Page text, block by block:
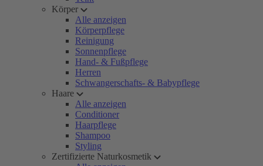
Körper
Alle anzeigen
Körperpflege
Reinigung
Sonnenpflege
Hand- & Fußpflege
Herren
Schwangerschafts- & Babypflege
Haare
Alle anzeigen
Conditioner
Haarpflege
Shampoo
Styling
Zertifizierte Naturkosmetik